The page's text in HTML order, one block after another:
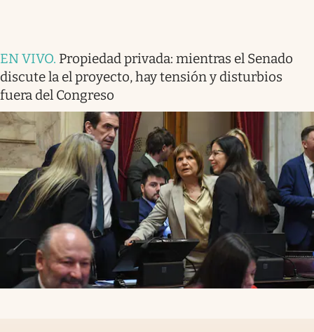
EN VIVO. Propiedad privada: mientras el Senado
discute la el proyecto, hay tensión y disturbios
fuera del Congreso